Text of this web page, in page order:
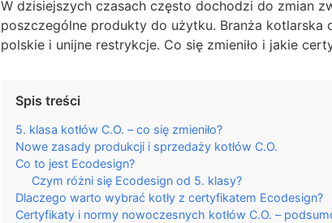
W dzisiejszych czasach często dochodzi do zmian
poszczególne produkty do użytku. Branża kotlarska
polskie i unijne restrykcje. Co się zmieniło i jakie
Spis treści
5. klasa kotłów C.O. – co się zmieniło?
Nowe zasady produkcji i sprzedaży kotłów C.O.
Co to jest Ecodesign?
Czym różni się Ecodesign od 5. klasy?
Dlaczego warto wybrać kotły z certyfikatem Ecodesign?
Certyfikaty i normy nowoczesnych kotłów C.O. –